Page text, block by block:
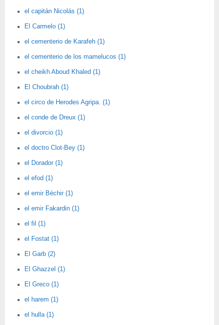
el capitán Nicolás (1)
El Carmelo (1)
el cementerio de Karafeh (1)
el cementerio de los mamelucos (1)
el cheikh Aboud Khaled (1)
El Choubrah (1)
el circo de Herodes Agripa. (1)
el conde de Dreux (1)
el divorcio (1)
el doctro Clot-Bey (1)
el Dorador (1)
el efod (1)
el emir Béchir (1)
el emir Fakardin (1)
el fil (1)
el Fostat (1)
El Garb (2)
El Ghazzel (1)
El Greco (1)
el harem (1)
el hulla (1)